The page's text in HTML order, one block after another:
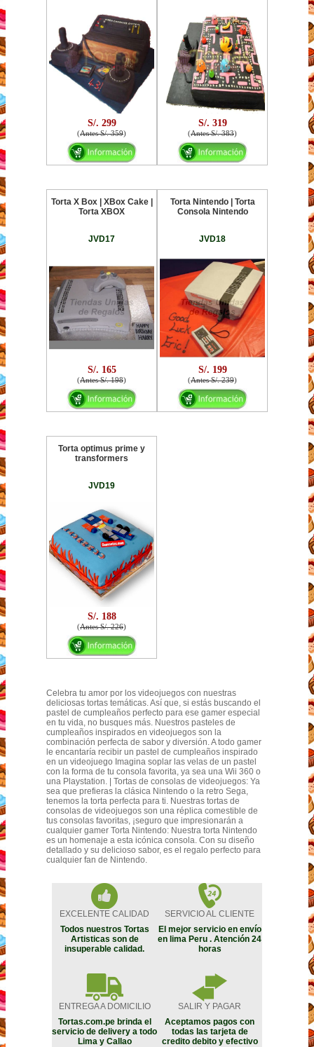
S/. 299
(Antes S/. 359)
S/. 319
(Antes S/. 383)
Torta X Box | XBox Cake |
Torta XBOX
JVD17
S/. 165
(Antes S/. 198)
Torta Nintendo | Torta
Consola Nintendo
JVD18
S/. 199
(Antes S/. 239)
Torta optimus prime y
transformers
JVD19
S/. 188
(Antes S/. 226)
Celebra tu amor por los videojuegos con nuestras
deliciosas tortas temáticas. Así que, si estás buscando el
pastel de cumpleaños perfecto para ese gamer especial
en tu vida, no busques más. Nuestros pasteles de
cumpleaños inspirados en videojuegos son la
combinación perfecta de sabor y diversión. A todo gamer
le encantaría recibir un pastel de cumpleaños inspirado
en un videojuego Imagina soplar las velas de un pastel
con la forma de tu consola favorita, ya sea una Wii 360 o
una Playstation. | Tortas de consolas de videojuegos: Ya
sea que prefieras la clásica Nintendo o la retro Sega,
tenemos la torta perfecta para ti. Nuestras tortas de
consolas de videojuegos son una réplica comestible de
tus consolas favoritas, ¡seguro que impresionarán a
cualquier gamer Torta Nintendo: Nuestra torta Nintendo
es un homenaje a esta icónica consola. Con su diseño
detallado y su delicioso sabor, es el regalo perfecto para
cualquier fan de Nintendo.
EXCELENTE CALIDAD
SERVICIO AL CLIENTE
Todos nuestros Tortas
Artisticas son de
insuperable calidad.
El mejor servicio en envío
en lima Peru . Atención 24
horas
ENTREGA A DOMICILIO
SALIR Y PAGAR
Tortas.com.pe brinda el
servicio de delivery a todo
Lima y Callao
Aceptamos pagos con
todas las tarjeta de
credito debito y efectivo